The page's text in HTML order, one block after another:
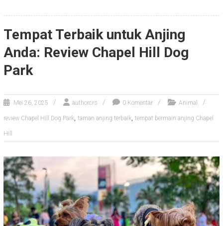
Tempat Terbaik untuk Anjing
Anda: Review Chapel Hill Dog
Park
Mei 26, 2025 authorcrs 0 Komentar Animal
review Chapel Hill Dog Park, taman anjing terbaik, tempat bermain anjing Chapel
Hill